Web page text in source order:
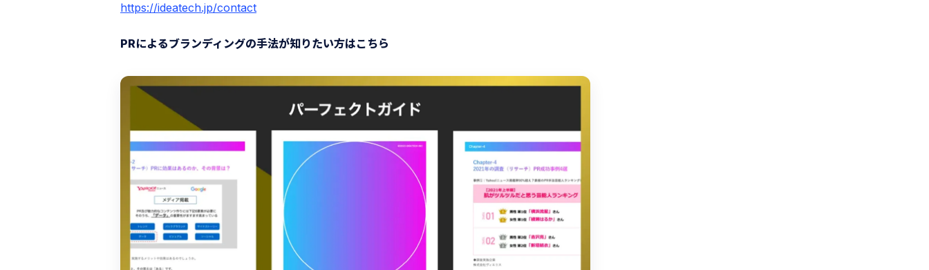
https://ideatech.jp/contact
PRによるブランディングの手法が知りたい方はこちら